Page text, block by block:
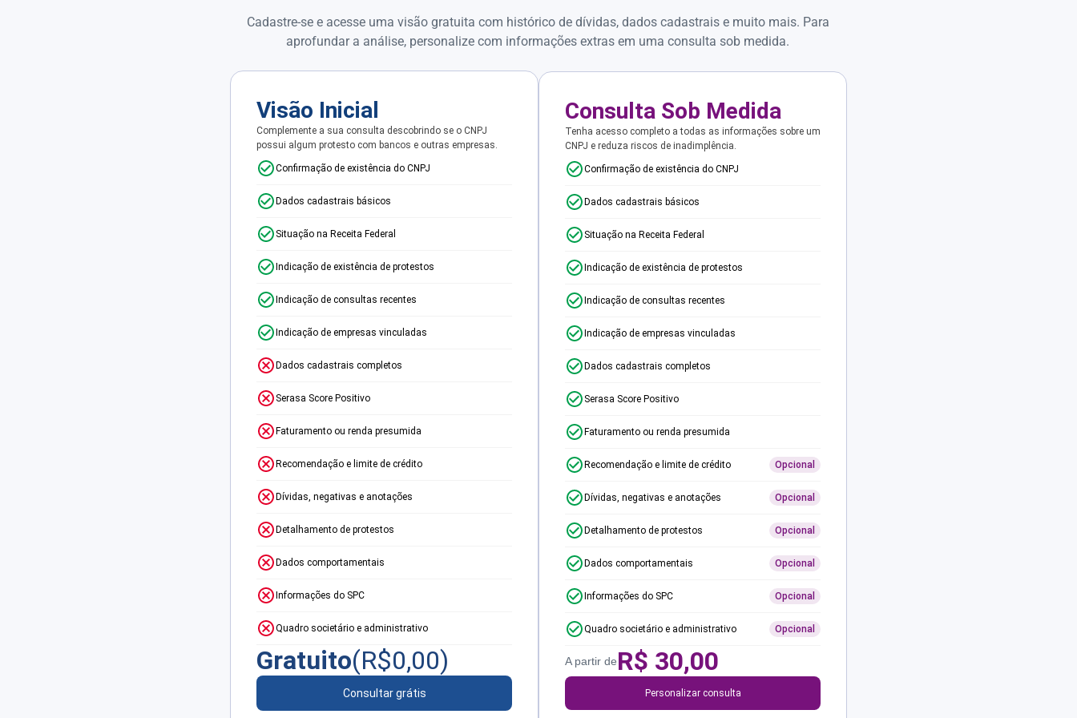
Cadastre-se e acesse uma visão gratuita com histórico de dívidas, dados cadastrais e muito mais. Para
aprofundar a análise, personalize com informações extras em uma consulta sob medida.
Visão Inicial
Complemente a sua consulta descobrindo se o CNPJ
possui algum protesto com bancos e outras empresas.
Confirmação de existência do CNPJ
Dados cadastrais básicos
Situação na Receita Federal
Indicação de existência de protestos
Indicação de consultas recentes
Indicação de empresas vinculadas
Dados cadastrais completos
Serasa Score Positivo
Faturamento ou renda presumida
Recomendação e limite de crédito
Dívidas, negativas e anotações
Detalhamento de protestos
Dados comportamentais
Informações do SPC
Quadro societário e administrativo
Gratuito(R$0,00)
Consultar grátis
Consulta Sob Medida
Tenha acesso completo a todas as informações sobre um
CNPJ e reduza riscos de inadimplência.
Confirmação de existência do CNPJ
Dados cadastrais básicos
Situação na Receita Federal
Indicação de existência de protestos
Indicação de consultas recentes
Indicação de empresas vinculadas
Dados cadastrais completos
Serasa Score Positivo
Faturamento ou renda presumida
Recomendação e limite de crédito Opcional
Dívidas, negativas e anotações Opcional
Detalhamento de protestos Opcional
Dados comportamentais Opcional
Informações do SPC Opcional
Quadro societário e administrativo Opcional
A partir deR$ 30,00
Personalizar consulta